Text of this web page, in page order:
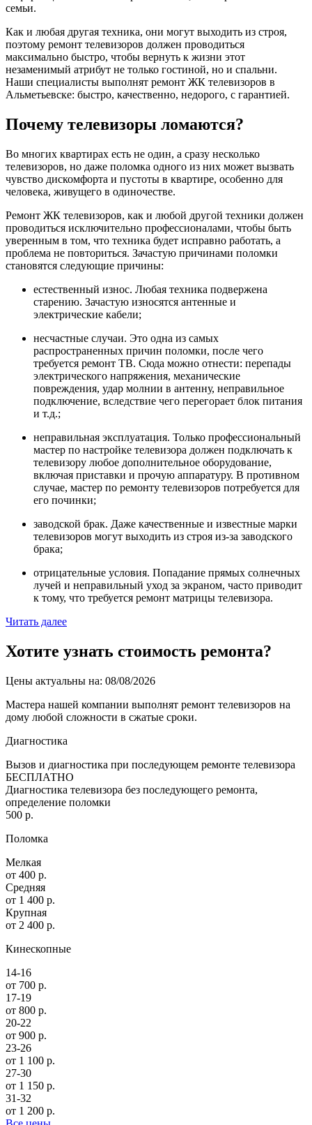
семьи.
Как и любая другая техника, они могут выходить из строя,
поэтому ремонт телевизоров должен проводиться
максимально быстро, чтобы вернуть к жизни этот
незаменимый атрибут не только гостиной, но и спальни.
Наши специалисты выполнят ремонт ЖК телевизоров в
Альметьевске: быстро, качественно, недорого, с гарантией.
Почему телевизоры ломаются?
Во многих квартирах есть не один, а сразу несколько
телевизоров, но даже поломка одного из них может вызвать
чувство дискомфорта и пустоты в квартире, особенно для
человека, живущего в одиночестве.
Ремонт ЖК телевизоров, как и любой другой техники должен
проводиться исключительно профессионалами, чтобы быть
уверенным в том, что техника будет исправно работать, а
проблема не повториться. Зачастую причинами поломки
становятся следующие причины:
естественный износ. Любая техника подвержена
старению. Зачастую износятся антенные и
электрические кабели;
несчастные случаи. Это одна из самых
распространенных причин поломки, после чего
требуется ремонт ТВ. Сюда можно отнести: перепады
электрического напряжения, механические
повреждения, удар молнии в антенну, неправильное
подключение, вследствие чего перегорает блок питания
и т.д.;
неправильная эксплуатация. Только профессиональный
мастер по настройке телевизора должен подключать к
телевизору любое дополнительное оборудование,
включая приставки и прочую аппаратуру. В противном
случае, мастер по ремонту телевизоров потребуется для
его починки;
заводской брак. Даже качественные и известные марки
телевизоров могут выходить из строя из-за заводского
брака;
отрицательные условия. Попадание прямых солнечных
лучей и неправильный уход за экраном, часто приводит
к тому, что требуется ремонт матрицы телевизора.
Читать далее
Хотите узнать стоимость ремонта?
Цены актуальны на: 08/08/2026
Мастера нашей компании выполнят ремонт телевизоров на
дому любой сложности в сжатые сроки.
Диагностика
Вызов и диагностика при последующем ремонте телевизора
БЕСПЛАТНО
Диагностика телевизора без последующего ремонта,
определение поломки
500 р.
Поломка
Мелкая
от 400 р.
Средняя
от 1 400 р.
Крупная
от 2 400 р.
Кинескопные
14-16
от 700 р.
17-19
от 800 р.
20-22
от 900 р.
23-26
от 1 100 р.
27-30
от 1 150 р.
31-32
от 1 200 р.